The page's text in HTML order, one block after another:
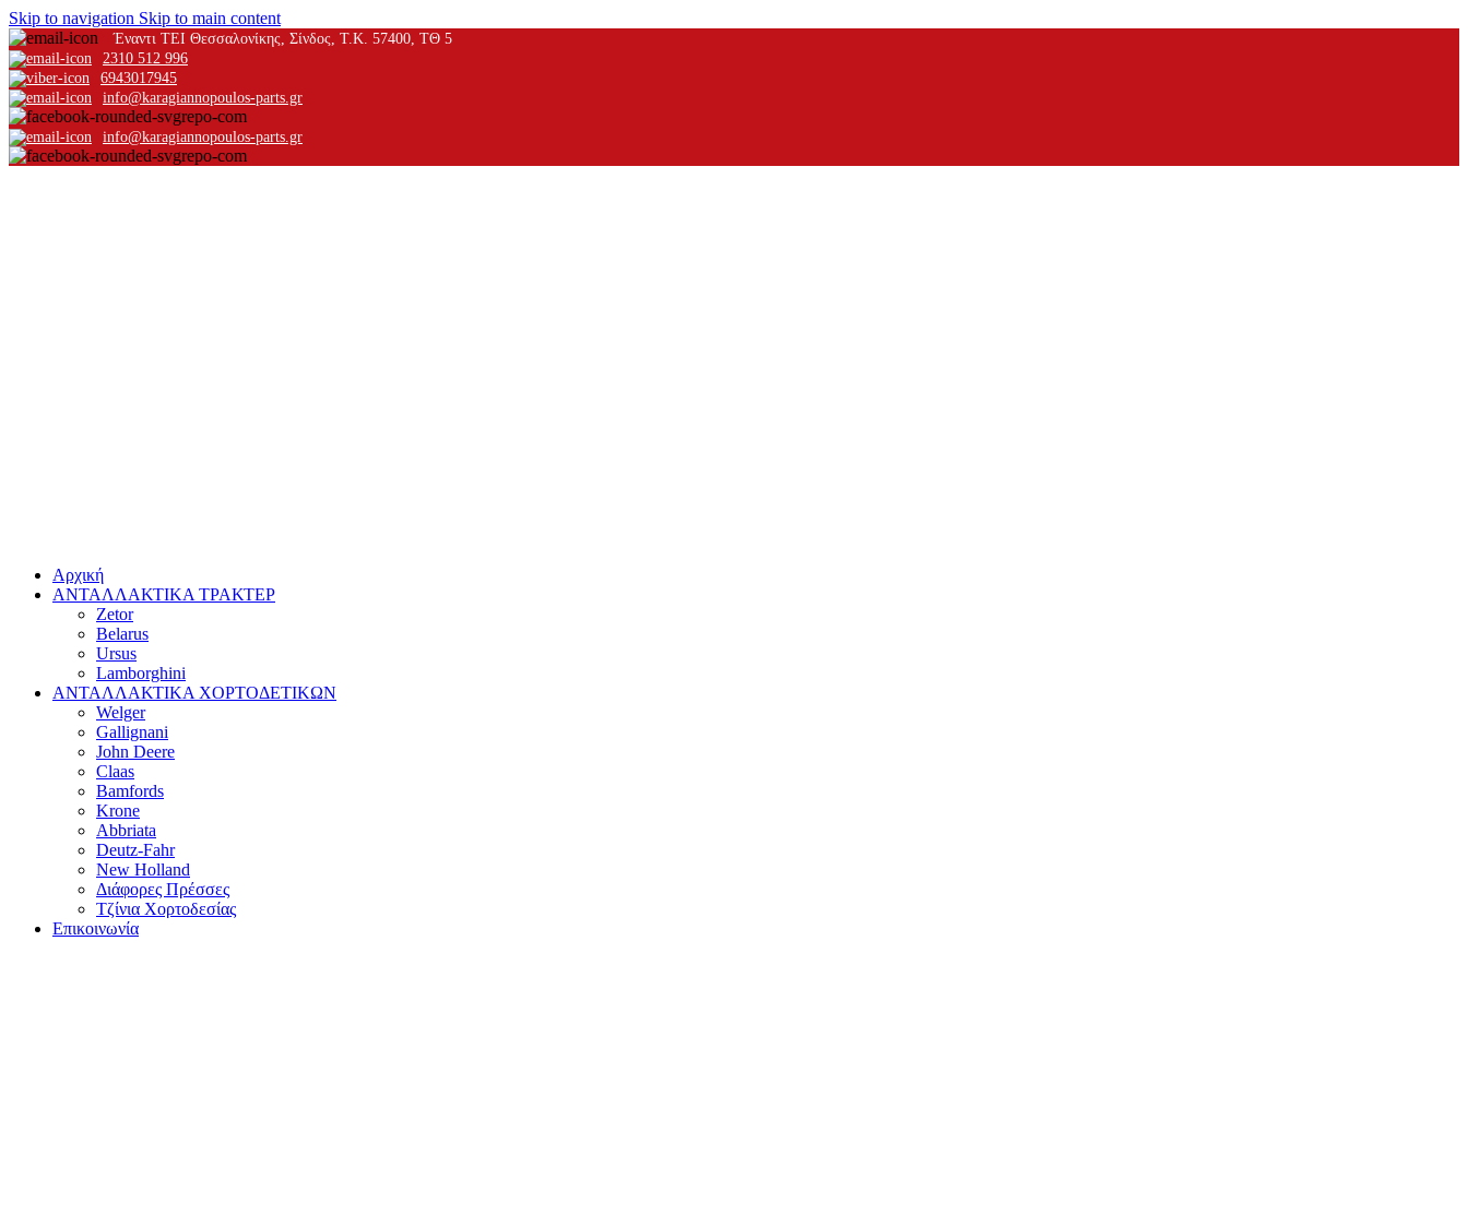
Skip to navigation Skip to main content
Έναντι ΤΕΙ Θεσσαλονίκης, Σίνδος, Τ.Κ. 57400, ΤΘ 5
2310 512 996
6943017945
info@karagiannopoulos-parts.gr
info@karagiannopoulos-parts.gr
Αρχική
ΑΝΤΑΛΛΑΚΤΙΚΑ ΤΡΑΚΤΕΡ
Zetor
Belarus
Ursus
Lamborghini
ΑΝΤΑΛΛΑΚΤΙΚΑ ΧΟΡΤΟΔΕΤΙΚΩΝ
Welger
Gallignani
John Deere
Claas
Bamfords
Krone
Abbriata
Deutz-Fahr
New Holland
Διάφορες Πρέσσες
Τζίνια Χορτοδεσίας
Επικοινωνία